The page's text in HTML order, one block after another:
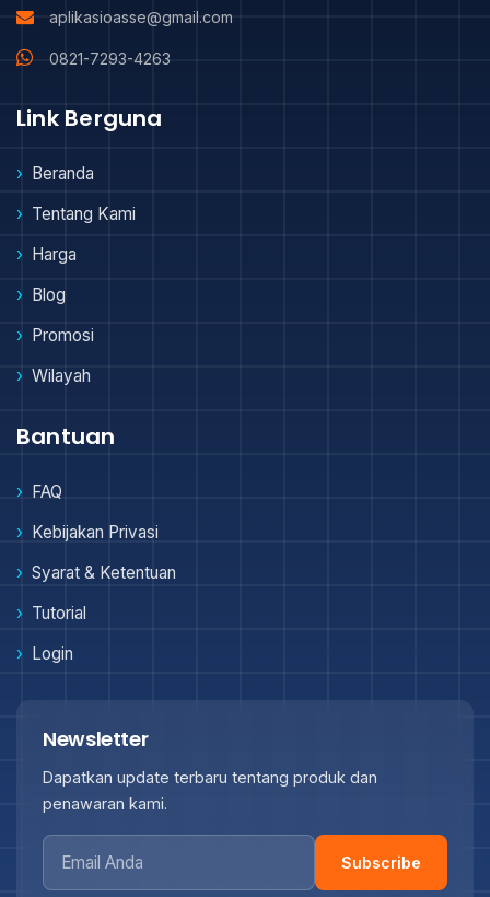
aplikasioasse@gmail.com
0821-7293-4263
Link Berguna
Beranda
Tentang Kami
Harga
Blog
Promosi
Wilayah
Bantuan
FAQ
Kebijakan Privasi
Syarat & Ketentuan
Tutorial
Login
Newsletter
Dapatkan update terbaru tentang produk dan
penawaran kami.
Subscribe